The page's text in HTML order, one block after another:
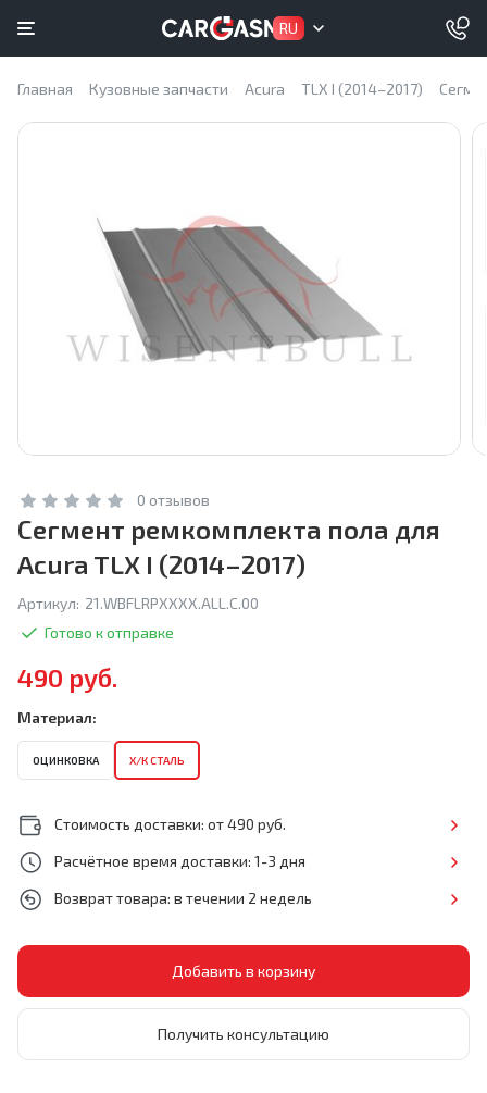
RU
Главная Кузовные запчасти Acura TLX I (2014–2017)
0 отзывов
Сегмент ремкомплекта пола для
Acura TLX I (2014–2017)
Артикул: 21.WBFLRPXXXX.ALL.C.00
Готово к отправке
490 руб.
Материал:
ОЦИНКОВКА Х/К СТАЛЬ
Стоимость доставки: от 490 руб.
Расчётное время доставки: 1-3 дня
Возврат товара: в течении 2 недель
Получить консультацию